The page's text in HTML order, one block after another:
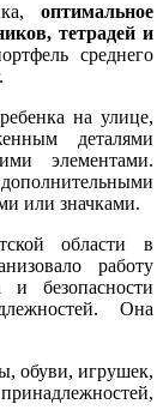
оптимальное
тетрадей и
среднего
на улице,
деталями
элементами.
или значками.
области в
работу
и безопасности
Она
обуви, игрушек,